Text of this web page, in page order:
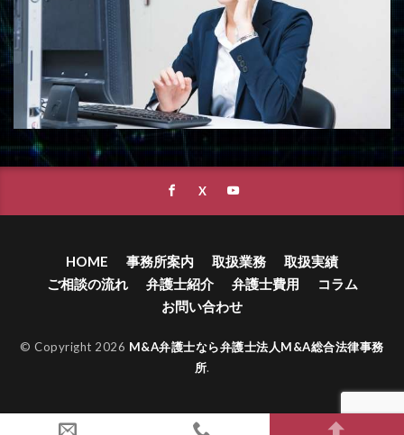
HOME 事務所案内 取扱業務
取扱実績
ご相談の流れ
弁護士紹介 弁護士費用
コラム
お問い合わせ
© Copyright 2026 M&A弁護士なら弁護士法人M&A総合法律事務
所.